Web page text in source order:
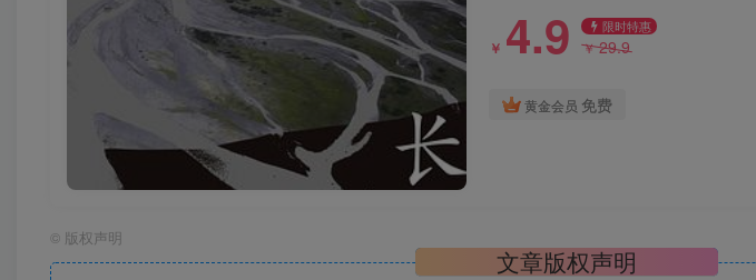
￥ 4.9 限时特惠
￥29.9
黄金会员 免费
© 版权声明
文章版权声明